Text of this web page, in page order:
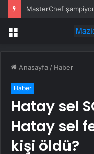
Menü
Anasayfa / Haber
Haber
Hatay sel
Hatay sel
kişi öldü?